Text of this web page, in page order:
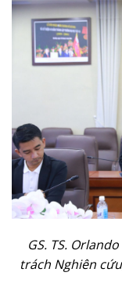
GS. TS.
trách Nghiên